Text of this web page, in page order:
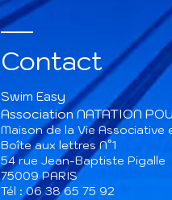
Contact
Swim Easy
Association NATATION
Maison de la Vie Associative
Boîte aux lettres N°1
54 rue Jean-Baptiste Pigalle
75009 PARIS​
Tél : 06 38 65 75 92